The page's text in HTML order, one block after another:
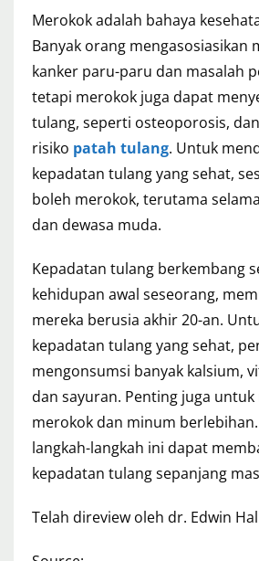
Merokok adalah bahaya
Banyak orang mengasosiasikan
kanker paru-paru dan masalah
tetapi merokok juga dapat
tulang, seperti osteoporosis,
risiko patah tulang. Untuk
kepadatan tulang yang sehat,
boleh merokok, terutama
dan dewasa muda.
Kepadatan tulang berkembang
kehidupan awal seseorang,
mereka berusia akhir 20-an.
kepadatan tulang yang sehat,
mengonsumsi banyak kalsium,
dan sayuran. Penting juga
merokok dan minum
langkah-langkah ini dapat
kepadatan tulang sepanjang
Telah direview oleh dr. Edwin